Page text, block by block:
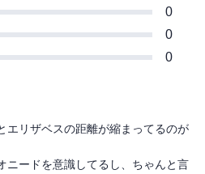
0
0
0
エリザベスの距離が縮まってるのが
ニードを意識してるし、ちゃんと言